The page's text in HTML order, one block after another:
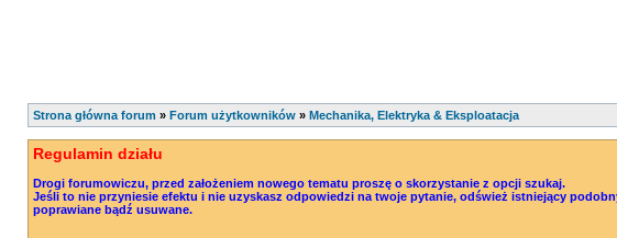
Strona główna forum » Forum użytkowników » Mechanika, Elektryka & Eksploatacja
Regulamin działu
Drogi forumowiczu, przed założeniem nowego tematu proszę o skorzystanie z opcji szukaj.
Jeśli to nie przyniesie efektu i nie uzyskasz odpowiedzi na twoje pytanie, odśwież istniejący
poprawiane bądź usuwane.